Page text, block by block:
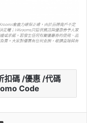
碼 /優惠 /代碼
Code